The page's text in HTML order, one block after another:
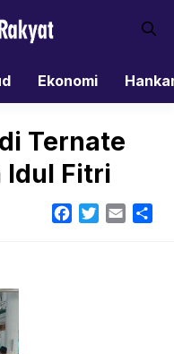
Ekonomi
Ternate
Idul Fitri
Facebook
TwitterEmail